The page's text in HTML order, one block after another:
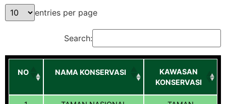
entries per page
Search:
NO NAMA KONSERVASI
KAWASAN
KONSERVASI